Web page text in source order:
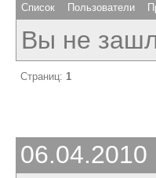
Список Пользователи
Вы не
Страниц: 1
06.04.2010